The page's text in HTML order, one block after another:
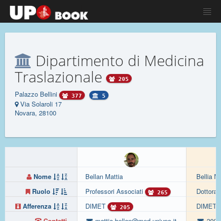
Dipartimento di Medicina
Traslazionale
205
Palazzo Bellini 377 5
Via Solaroli 17
Novara, 28100
Nome
Ruolo
Afferenza
Bellan Mattia
Professori Associati
265
DIMET 205
Bellia
DIMET